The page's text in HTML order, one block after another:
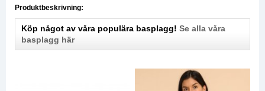
Produktbeskrivning:
Köp något av våra populära basplagg! Se alla våra
basplagg här